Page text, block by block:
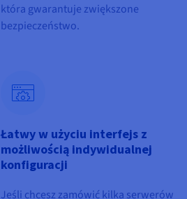
która gwarantuje zwiększone
bezpieczeństwo.
Łatwy w użyciu interfejs z
możliwością indywidualnej
konfiguracji
Jeśli chcesz zamówić kilka serwerów